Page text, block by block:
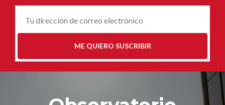
Correu-
ME QUIERO SUSCRIBIR